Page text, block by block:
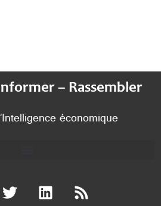
– Rassembler
économique